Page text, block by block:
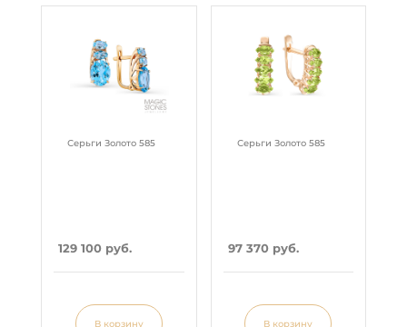
Серьги Золото 585
129 100 руб.
В корзину
Серьги Золото 585
97 370 руб.
В корзину